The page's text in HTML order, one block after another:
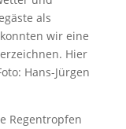
als
wir eine
Hier
Hans-Jürgen
Regentropfen